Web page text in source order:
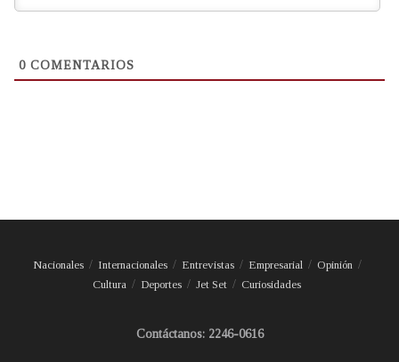
0 COMENTARIOS
Nacionales Internacionales Entrevistas Empresarial
Opinión
Cultura
Deportes Jet Set Curiosidades
Contáctanos: 2246-0616